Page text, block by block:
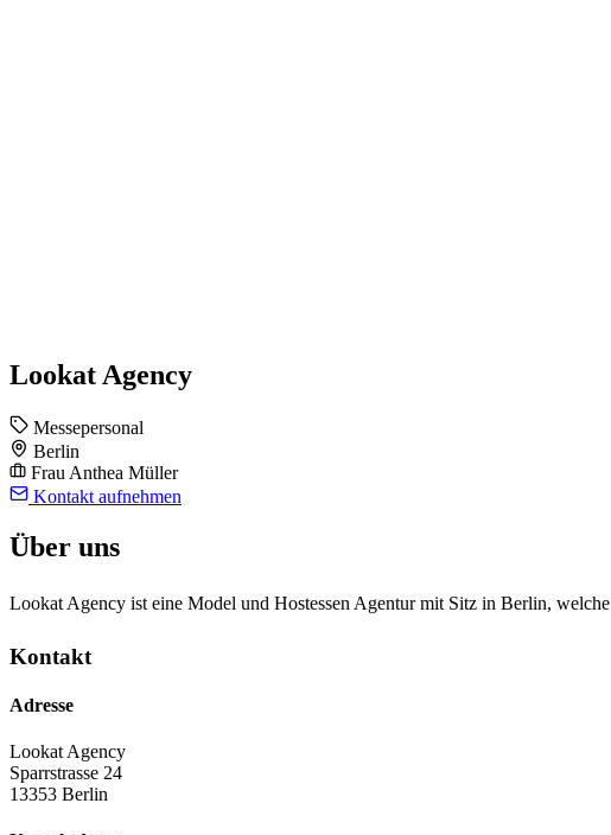
Lookat Agency
Messepersonal
Berlin
Frau Anthea Müller
Kontakt aufnehmen
Über uns
Lookat Agency ist eine Model und Hostessen Agentur mit Sitz in Berlin,
Kontakt
Adresse
Lookat Agency
Sparrstrasse 24
13353 Berlin